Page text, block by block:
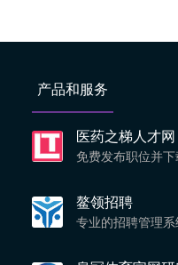
产品和服务
医药之梯人才网
免费发布职位并下
鳌领招聘
专业的招聘管理系